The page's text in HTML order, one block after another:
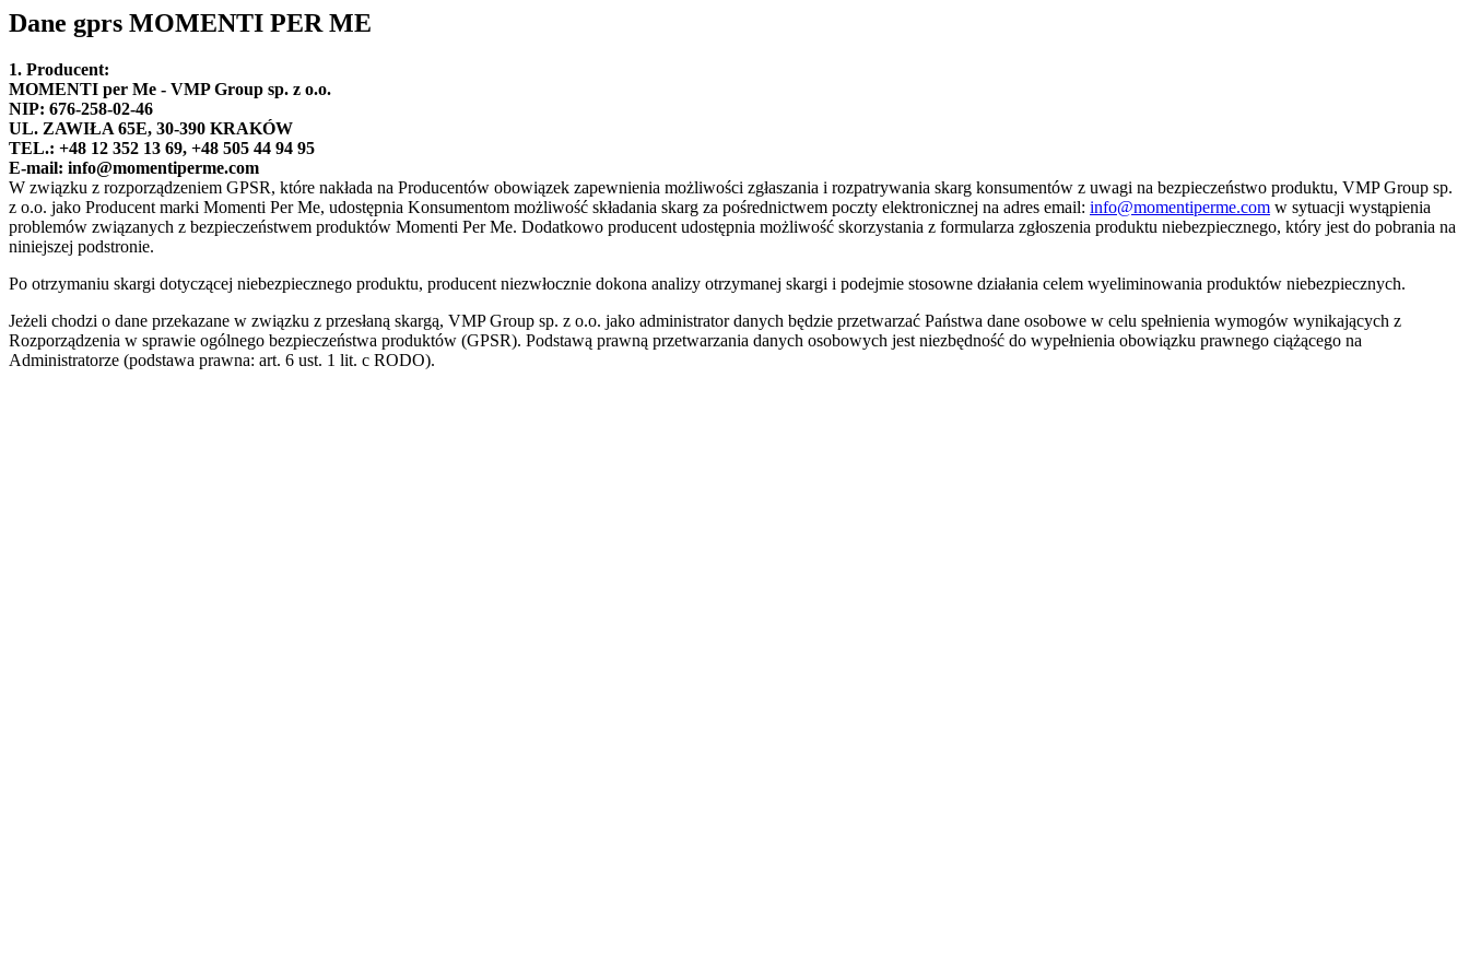
Dane gprs MOMENTI PER ME
1. Producent:
MOMENTI per Me - VMP Group sp. z o.o.
NIP: 676-258-02-46
UL. ZAWIŁA 65E, 30-390 KRAKÓW
TEL.: +48 12 352 13 69, +48 505 44 94 95
E-mail: info@momentiperme.com
W związku z rozporządzeniem GPSR, które nakłada na Producentów obowiązek zapewnienia możliwości zgłaszania i rozpatrywania skarg konsumentów z uwagi na bezpieczeństwo produktu, VMP Group sp.
z o.o. jako Producent marki Momenti Per Me, udostępnia Konsumentom możliwość składania skarg za pośrednictwem poczty elektronicznej na adres email: info@momentiperme.com w sytuacji wystąpienia
problemów związanych z bezpieczeństwem produktów Momenti Per Me. Dodatkowo producent udostępnia możliwość skorzystania z formularza zgłoszenia produktu niebezpiecznego, który jest do pobrania na
niniejszej podstronie.
Po otrzymaniu skargi dotyczącej niebezpiecznego produktu, producent niezwłocznie dokona analizy otrzymanej skargi i podejmie stosowne działania celem wyeliminowania produktów niebezpiecznych.
Jeżeli chodzi o dane przekazane w związku z przesłaną skargą, VMP Group sp. z o.o. jako administrator danych będzie przetwarzać Państwa dane osobowe w celu spełnienia wymogów wynikających z
Rozporządzenia w sprawie ogólnego bezpieczeństwa produktów (GPSR). Podstawą prawną przetwarzania danych osobowych jest niezbędność do wypełnienia obowiązku prawnego ciążącego na
Administratorze (podstawa prawna: art. 6 ust. 1 lit. c RODO).